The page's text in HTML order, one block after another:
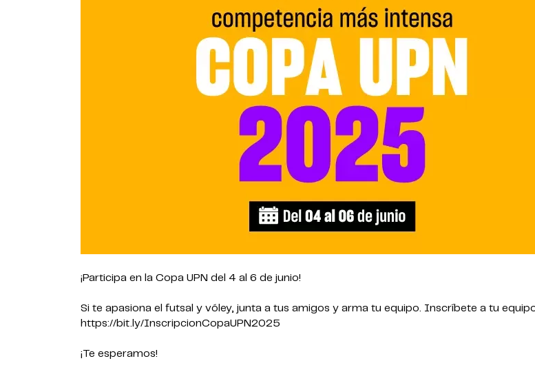
¡Participa en la Copa UPN del 4 al 6 de junio!
Si te apasiona el futsal y vóley, junta a tus amigos y arma tu equipo. Inscríbete a tu
https://bit.ly/InscripcionCopaUPN2025
¡Te esperamos!